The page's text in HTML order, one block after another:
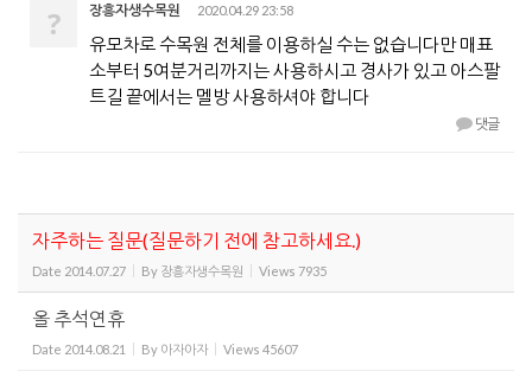
? 장흥자생수목원 2020.04.29 23:58
유모차로 수목원 전체를 이용하실 수는 없습니다만 매표
소부터 5여분거리까지는 사용하시고 경사가 있고 아스팔
트길 끝에서는 멜방 사용하셔야 합니다
댓글
자주하는 질문(질문하기 전에 참고하세요.)
Date 2014.07.27 By 장흥자생수목원 Views 7935
올 추석연휴
Date 2014.08.21 By 아자아자 Views 45607